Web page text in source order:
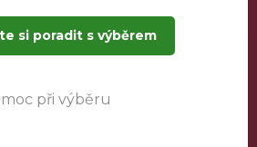
si poradit s výběrem
při výběru